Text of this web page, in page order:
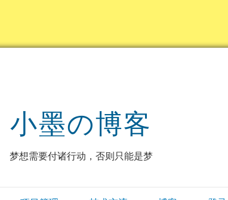
小墨の博客
梦想需要付诸行动，否则只能是梦